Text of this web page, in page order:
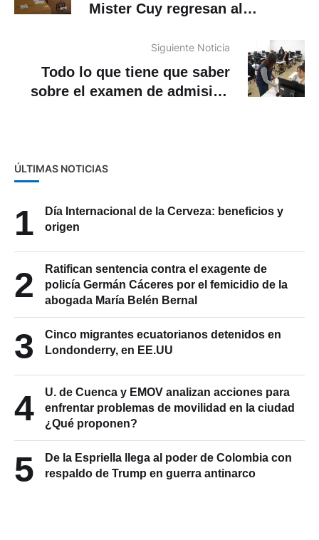
Mister Cuy regresan al
Siguiente Noticia
Todo lo que tiene que saber
sobre el examen de admisión
ÚLTIMAS NOTICIAS
1
Día Internacional de la Cerveza: beneficios y
origen
2
Ratifican sentencia contra el exagente de
policía Germán Cáceres por el femicidio de la
abogada María Belén Bernal
3
Cinco migrantes ecuatorianos detenidos en
Londonderry, en EE.UU
4
U. de Cuenca y EMOV analizan acciones para
enfrentar problemas de movilidad en la ciudad
¿Qué proponen?
5
De la Espriella llega al poder de Colombia con
respaldo de Trump en guerra antinarco